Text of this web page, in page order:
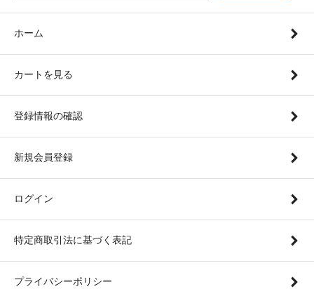
ホーム
カートを見る
登録情報の確認
新規会員登録
ログイン
特定商取引法に基づく表記
プライバシーポリシー